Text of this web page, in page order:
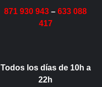
871 930 943 – 633 088
417
Todos los días de 10h a
22h